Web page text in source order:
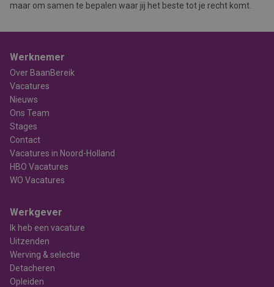
maar om samen te bepalen waar jij het beste tot je recht komt.
Werknemer
Over BaanBereik
Vacatures
Nieuws
Ons Team
Stages
Contact
Vacatures in Noord-Holland
HBO Vacatures
WO Vacatures
Werkgever
Ik heb een vacature
Uitzenden
Werving & selectie
Detacheren
Opleiden